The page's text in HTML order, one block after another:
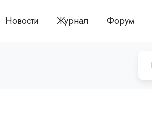
Новости Журнал Форум